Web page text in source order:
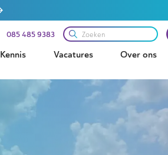
085 485 9383
Kennis Vacatures Over ons